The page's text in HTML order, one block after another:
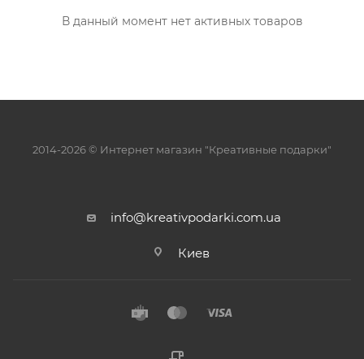
В данный момент нет активных товаров
2014-2026 © Интернет магазин "Креативные подарки"
info@kreativpodarki.com.ua
Киев